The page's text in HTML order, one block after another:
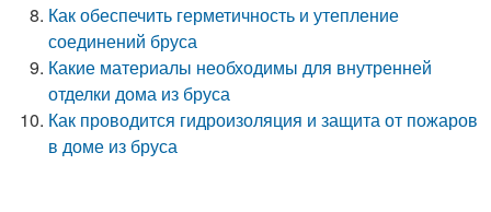
Как обеспечить герметичность и утепление
соединений бруса
Какие материалы необходимы для внутренней
отделки дома из бруса
Как проводится гидроизоляция и защита от пожаров
в доме из бруса